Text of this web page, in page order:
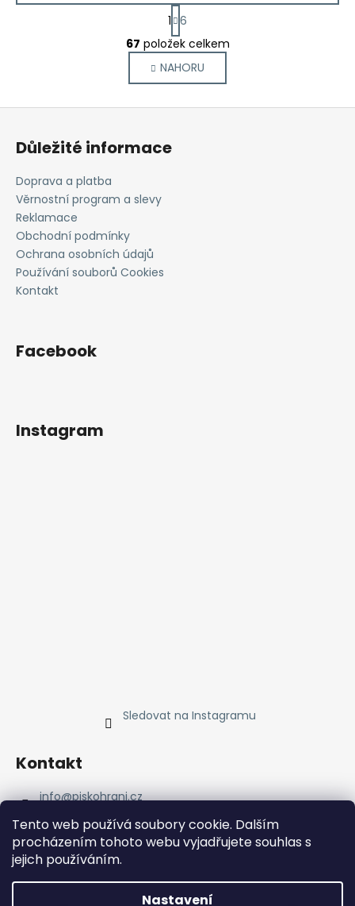
Tento web používá soubory cookie. Dalším
procházením tohoto webu vyjadřujete souhlas s
jejich používáním.
Nastavení
O
v
l
á
d
S
t
r
á
n
k
1 6
67 položek celkem
NAHORU
Z
Důležité informace
Doprava a platba
Věrnostní program a slevy
Reklamace
Obchodní podmínky
Ochrana osobních údajů
Používání souborů Cookies
Kontakt
Facebook
Instagram
Sledovat na Instagramu
Kontakt
info@piskohrani.cz
723 753 053
Piskohrani
piskohrani/
+420 723 753 053